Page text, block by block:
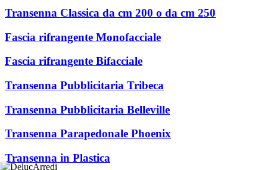
Transenna Classica da cm 200 o da cm 250
Fascia rifrangente Monofacciale
Fascia rifrangente Bifacciale
Transenna Pubblicitaria Tribeca
Transenna Pubblicitaria Belleville
Transenna Parapedonale Phoenix
Transenna in Plastica